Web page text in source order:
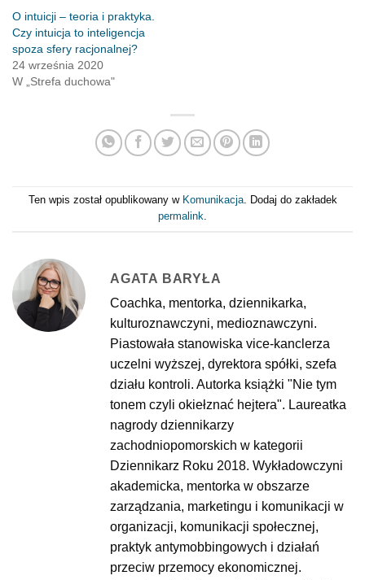
O intuicji – teoria i praktyka.
Czy intuicja to inteligencja
spoza sfery racjonalnej?
24 września 2020
W „Strefa duchowa"
Ten wpis został opublikowany w Komunikacja. Dodaj do zakładek
permalink.
AGATA BARYŁA
Coachka, mentorka, dziennikarka,
kulturoznawczyni, medioznawczyni.
Piastowała stanowiska vice-kanclerza
uczelni wyższej, dyrektora spółki, szefa
działu kontroli. Autorka książki "Nie tym
tonem czyli okiełznać hejtera". Laureatka
nagrody dziennikarzy
zachodniopomorskich w kategorii
Dziennikarz Roku 2018. Wykładowczyni
akademicka, mentorka w obszarze
zarządzania, marketingu i komunikacji w
organizacji, komunikacji społecznej,
praktyk antymobbingowych i działań
przeciw przemocy ekonomicznej.